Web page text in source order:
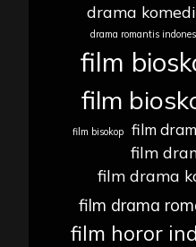
drama komedi
drama romantis
film
film
film bisokop film
film
film drama
film drama
film horor